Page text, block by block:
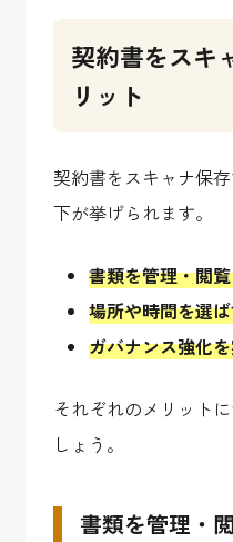
契約書をスキ
リット
契約書をスキャナ保
下が挙げられます。
書類を管理・閲
場所や時間を選
ガバナンス強化
それぞれのメリット
しょう。
書類を管理・